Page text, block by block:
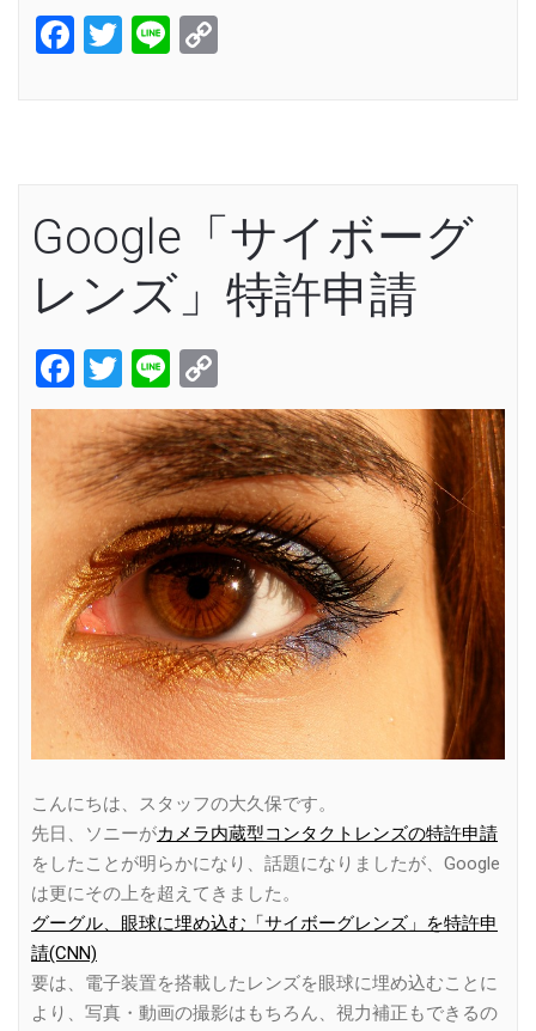
Facebook
Twitter
Line
Google「サイボーグ
レンズ」特許申請
Facebook
Twitter
Line
Link
こんにちは、スタッフの大久保です。
先日、ソニーがカメラ内蔵型コンタクトレンズの特許申請
をしたことが明らかになり、話題になりましたが、Google
は更にその上を超えてきました。
グーグル、眼球に埋め込む「サイボーグレンズ」を特許申
請(CNN)
要は、電子装置を搭載したレンズを眼球に埋め込むことに
より、写真・動画の撮影はもちろん、視力補正もできるの